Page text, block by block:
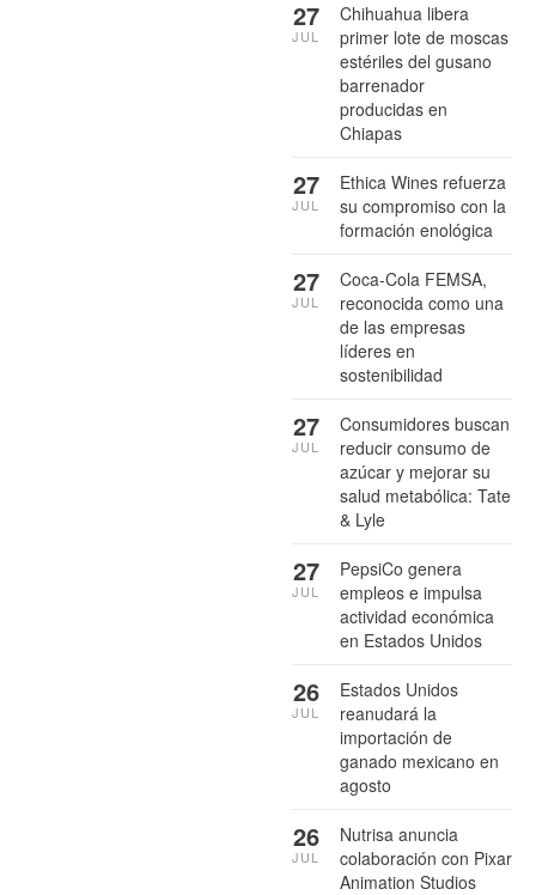
Chihuahua libera
primer lote de moscas
estériles del gusano
barrenador
producidas en
Chiapas
27
JUL
Ethica Wines refuerza
su compromiso con la
formación enológica
27
JUL
Coca-Cola FEMSA,
reconocida como una
de las empresas
líderes en
sostenibilidad
27
JUL
Consumidores buscan
reducir consumo de
azúcar y mejorar su
salud metabólica: Tate
& Lyle
27
JUL
PepsiCo genera
empleos e impulsa
actividad económica
en Estados Unidos
27
JUL
Estados Unidos
reanudará la
importación de
ganado mexicano en
agosto
26
JUL
Nutrisa anuncia
colaboración con Pixar
Animation Studios
26
JUL